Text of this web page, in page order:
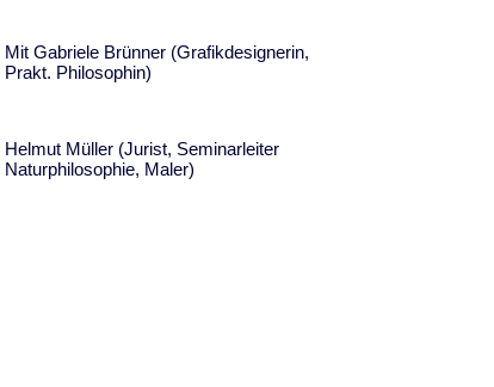
Mit Gabriele Brünner (Grafikdesignerin,
Prakt. Philosophin)
Helmut Müller (Jurist, Seminarleiter
Naturphilosophie, Maler)